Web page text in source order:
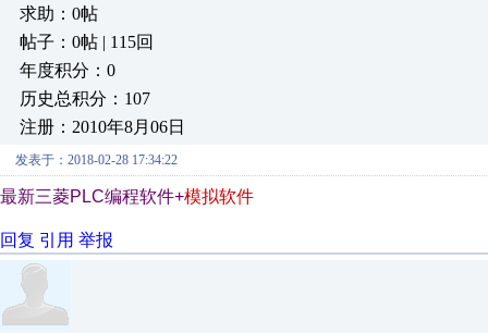
求助：0帖
帖子：0帖 | 115回
年度积分：0
历史总积分：107
注册：2010年8月06日
发表于：2018-02-28 17:34:22
最新三菱PLC编程软件+模拟软件
回复 引用 举报